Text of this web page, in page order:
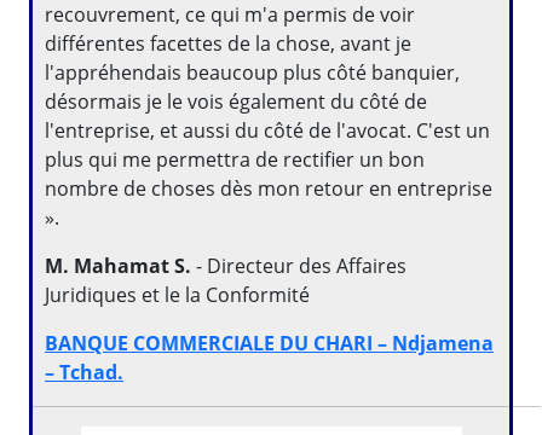
recouvrement, ce qui m'a permis de voir
différentes facettes de la chose, avant je
l'appréhendais beaucoup plus côté banquier,
désormais je le vois également du côté de
l'entreprise, et aussi du côté de l'avocat. C'est un
plus qui me permettra de rectifier un bon
nombre de choses dès mon retour en entreprise
».
M. Mahamat S. - Directeur des Affaires
Juridiques et le la Conformité
BANQUE COMMERCIALE DU CHARI – Ndjamena
– Tchad.